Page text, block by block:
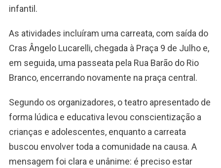
infantil.
As atividades incluíram uma carreata, com saída do
Cras Ângelo Lucarelli, chegada à Praça 9 de Julho e,
em seguida, uma passeata pela Rua Barão do Rio
Branco, encerrando novamente na praça central.
Segundo os organizadores, o teatro apresentado de
forma lúdica e educativa levou conscientização a
crianças e adolescentes, enquanto a carreata
buscou envolver toda a comunidade na causa. A
mensagem foi clara e unânime: é preciso estar